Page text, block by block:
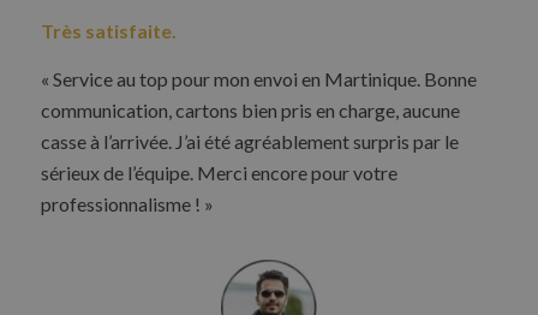
Très satisfaite.
« Service au top pour mon envoi en Martinique. Bonne
communication, cartons bien pris en charge, aucune
casse à l’arrivée. J’ai été agréablement surpris par le
sérieux de l’équipe. Merci encore pour votre
professionnalisme ! »